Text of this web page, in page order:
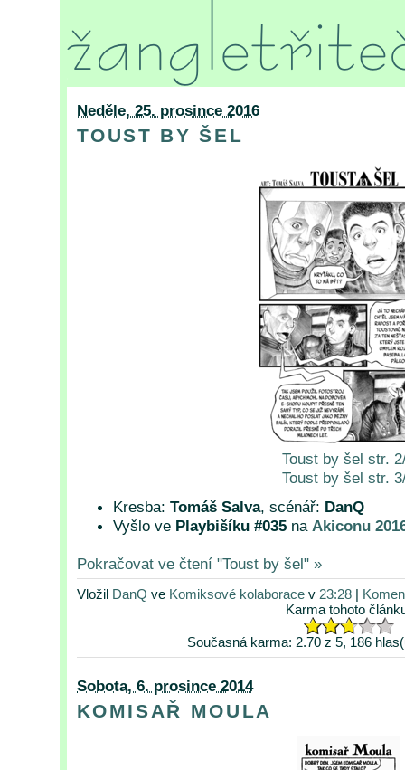
Neděle, 25. prosince 2016
TOUST BY ŠEL
Toust by šel str.
Toust by šel str.
Kresba: Tomáš Salva, scénář: DanQ
Vyšlo ve Playbišíku #035na Akiconu
Pokračovat ve čtení "Toust by šel" »
Vložil DanQ ve Komiksové kolaboracev 23:28|
Karma tohoto
Současná karma: 2.70 z 5, 186
Sobota, 6. prosince 2014
KOMISAŘ MOULA